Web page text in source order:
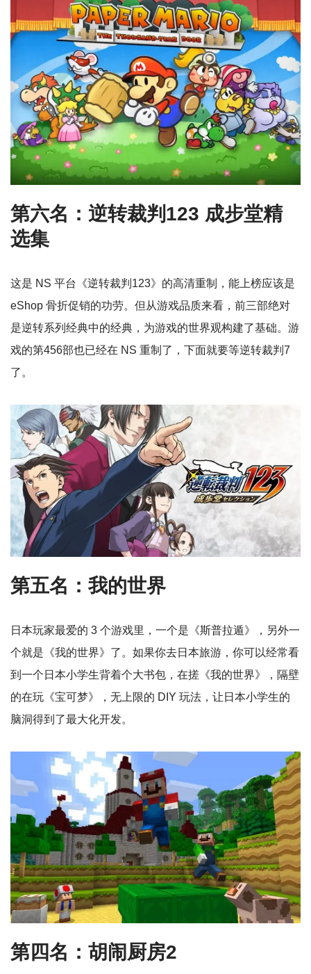
第六名：逆转裁判123 成步堂精
选集
这是 NS 平台《逆转裁判123》的高清重制，能上榜应该是
eShop 骨折促销的功劳。但从游戏品质来看，前三部绝对
是逆转系列经典中的经典，为游戏的世界观构建了基础。游
戏的第456部也已经在 NS 重制了，下面就要等逆转裁判7
了。
第五名：我的世界
日本玩家最爱的 3 个游戏里，一个是《斯普拉遁》，另外一
个就是《我的世界》了。如果你去日本旅游，你可以经常看
到一个日本小学生背着个大书包，在搓《我的世界》，隔壁
的在玩《宝可梦》，无上限的 DIY 玩法，让日本小学生的
脑洞得到了最大化开发。
第四名：胡闹厨房2